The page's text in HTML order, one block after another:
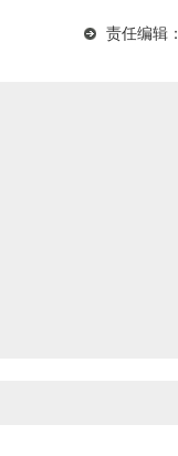
剥夺荣誉 名帅质疑黑幕
责任编辑：